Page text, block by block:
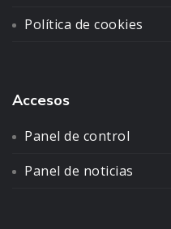
Política de cookies
Accesos
Panel de control
Panel de noticias